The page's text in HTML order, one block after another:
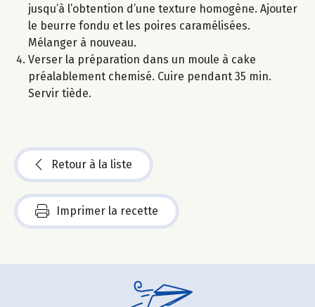
jusqu’à l’obtention d’une texture homogène. Ajouter
le beurre fondu et les poires caramélisées.
Mélanger à nouveau.
Verser la préparation dans un moule à cake
préalablement chemisé. Cuire pendant 35 min.
Servir tiède.
Retour à la liste
Imprimer la recette